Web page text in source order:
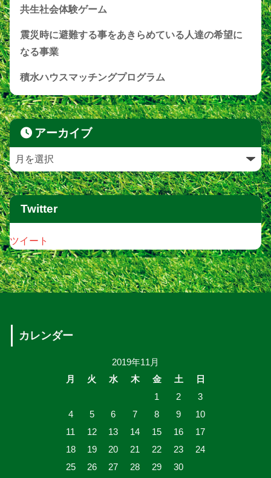
共生社会体験ゲーム
震災時に避難する事をあきらめている人達の希望に
なる事業
積水ハウスマッチングプログラム
アーカイブ
Twitter
ツイート
カレンダー
2019年11月
月
火 水 木 金 土
日
1
2
3
4
5 6 7 8 9
10
11
12 13 14 15 16
17
18
19 20 21 22 23
24
25
26 27 28 29 30